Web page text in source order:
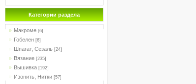
Категории раздела
Макроме [6]
Гобелен [6]
Шпагат, Сезаль [24]
Вязание [235]
Вышивка [192]
Изонить, Нитки [57]